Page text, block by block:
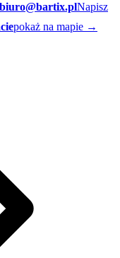
biuro@bartix.plNapisz
pokaż na mapie →